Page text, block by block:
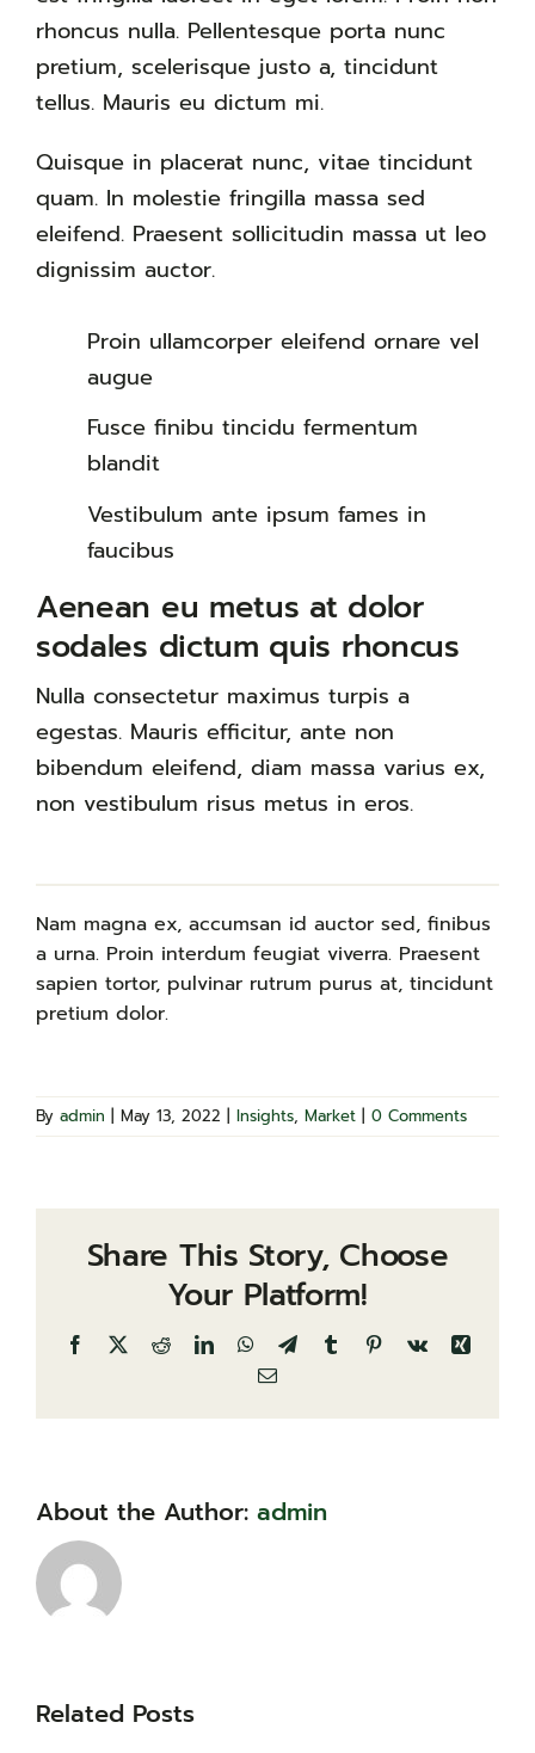
rhoncus nulla. Pellentesque porta nunc
pretium, scelerisque justo a, tincidunt
tellus. Mauris eu dictum mi.
Quisque in placerat nunc, vitae tincidunt
quam. In molestie fringilla massa sed
eleifend. Praesent sollicitudin massa ut leo
dignissim auctor.
Proin ullamcorper eleifend ornare vel
augue
Fusce finibu tincidu fermentum
blandit
Vestibulum ante ipsum fames in
faucibus
Aenean eu metus at dolor
sodales dictum quis rhoncus
Nulla consectetur maximus turpis a
egestas. Mauris efficitur, ante non
bibendum eleifend, diam massa varius ex,
non vestibulum risus metus in eros.
Nam magna ex, accumsan id auctor sed, finibus
a urna. Proin interdum feugiat viverra. Praesent
sapien tortor, pulvinar rutrum purus at, tincidunt
pretium dolor.
By admin | May 13, 2022 | Insights, Market | 0 Comments
Share This Story, Choose
Your Platform!
Facebook
X RedditLinkedInWhatsApp
TelegramTumblrPinterest
Vk
Xing
Email
About the Author: admin
Related Posts